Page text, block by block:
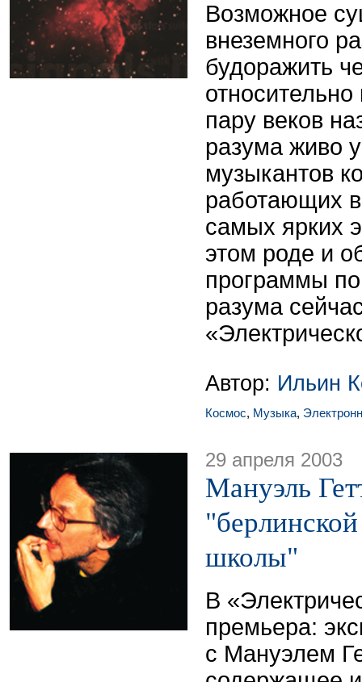
Возможное
внеземного
будоражить
пару веков
разума живо
музыкантов
работающих
самых ярких
этом роде и
программы по
разума
Автор: Ильин
Космос, Музыка,
29 апреля 2003
Мануэль
школы"
В
премьера:
с Мануэлем